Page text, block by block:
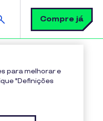
Busca
Compre já
para melhorar e
"Definições